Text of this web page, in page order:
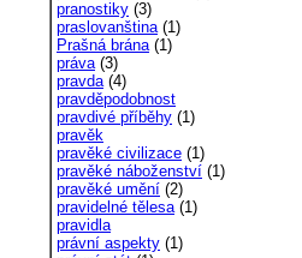
pranostiky (3)
praslovanština(1)
Prašná brána(1)
práva(3)
pravda(4)
pravděpodobnost
pravdivé příběhy (1)
pravěk
pravěké civilizace (1)
pravěké náboženství (1)
pravěké umění (2)
pravidelné tělesa(1)
pravidla
právní aspekty (1)